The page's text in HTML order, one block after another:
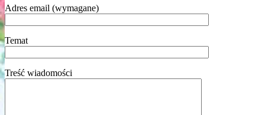
Adres email (wymagane)
Temat
Treść wiadomości